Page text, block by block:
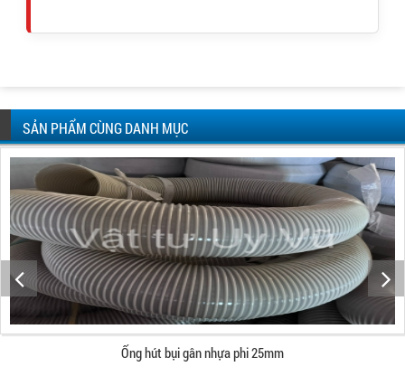
SẢN PHẨM CÙNG DANH MỤC
Ống hút bụi gân nhựa phi 25mm